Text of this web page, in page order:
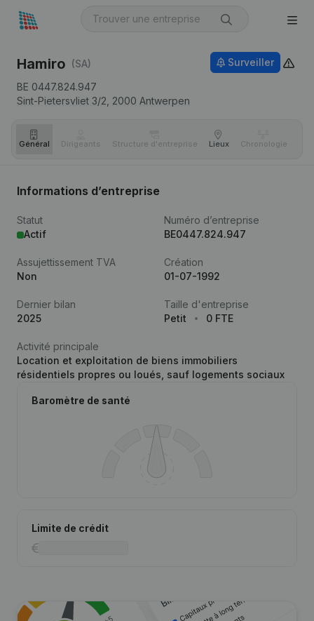
Hamiro (SA)
BE 0447.824.947
Sint-Pietersvliet 3/2, 2000 Antwerpen
Surveiller
Général Dirigeants Structure d'entreprise Lieux Chronologie
Informations d’entreprise
Statut
Actif
Numéro d’entreprise
BE0447.824.947
Assujettissement TVA
Non
Création
01-07-1992
Dernier bilan
2025
Taille d'entreprise
Petit
0 FTE
Activité principale
Location et exploitation de biens immobiliers
résidentiels propres ou loués, sauf logements sociaux
Baromètre de santé
Limite de crédit